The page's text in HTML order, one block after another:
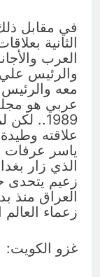
في مقابل
الثانية
العرب
والرئيس
معه
عربي هو
1989..
علاقته
ياسر عرفات
زعيم يتحدى
العراق منذ
زعماء العالم
غزو الكويت: